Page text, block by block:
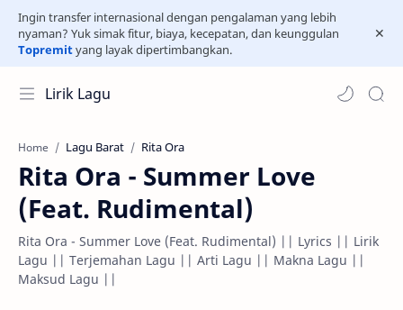
Ingin transfer internasional dengan pengalaman yang lebih
nyaman? Yuk simak fitur, biaya, kecepatan, dan keunggulan
Topremityang layak dipertimbangkan.
Lirik Lagu
Home Lagu Barat Rita Ora
Rita Ora - Summer Love
(Feat. Rudimental)
Rita Ora - Summer Love (Feat. Rudimental) || Lyrics || Lirik
Lagu || Terjemahan Lagu || Arti Lagu || Makna Lagu ||
Maksud Lagu ||